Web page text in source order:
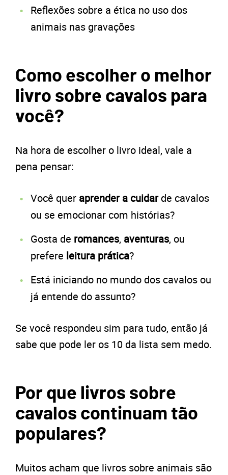
Reflexões sobre a ética no uso dos
animais nas gravações
Como escolher o melhor
livro sobre cavalos para
você?
Na hora de escolher o livro ideal, vale a
pena pensar:
Você quer aprender a cuidarde cavalos
ou se emocionar com histórias?
Gosta de romances, aventuras, ou
prefere leitura prática?
Está iniciando no mundo dos cavalos ou
já entende do assunto?
Se você respondeu sim para tudo, então já
sabe que pode ler os 10 da lista sem medo.
Por que livros sobre
cavalos continuam tão
populares?
Muitos acham que livros sobre animais são